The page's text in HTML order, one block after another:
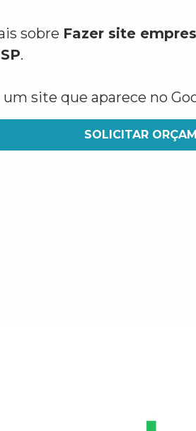
sobre Fazer site
.
site que aparece no
SOLICITAR